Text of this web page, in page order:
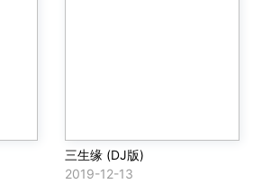
三生缘 (DJ版)
2019-12-13